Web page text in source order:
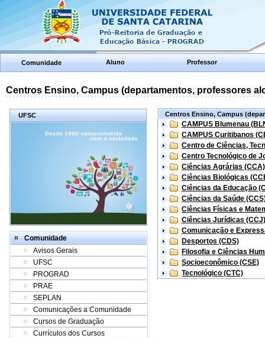
Comunidade Aluno Professor
Centros Ensino, Campus (departamentos, professores
UFSC
Comunidade
Avisos Gerais
UFSC
PROGRAD
PRAE
SEPLAN
Comunicações a Comunidade
Cursos de Graduação
Currículos dos Cursos
Centros Ensino, Campus
CAMPUS Blumenau
CAMPUS Curitibanos
Centro de Ciências,
Centro Tecnológico de
Ciências Agrárias (CCA)
Ciências Biológicas
Ciências da Educação
Ciências da Saúde
Ciências Físicas e
Ciências Jurídicas (CCJ)
Comunicação e
Desportos (CDS)
Filosofia e Ciências
Socioeconômico (CSE)
Tecnológico (CTC)